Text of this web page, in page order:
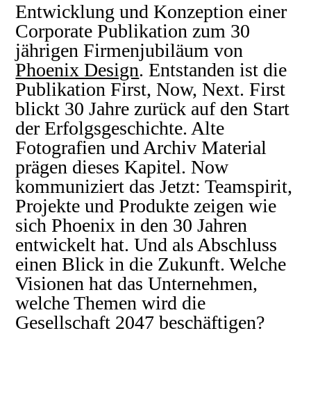
Entwicklung und Konzeption einer
Corporate Publikation zum 30
jährigen Firmenjubiläum von
Phoenix Design. Entstanden ist die
Publikation First, Now, Next. First
blickt 30 Jahre zurück auf den Start
der Erfolgsgeschichte. Alte
Fotografien und Archiv Material
prägen dieses Kapitel. Now
kommuniziert das Jetzt: Teamspirit,
Projekte und Produkte zeigen wie
sich Phoenix in den 30 Jahren
entwickelt hat. Und als Abschluss
einen Blick in die Zukunft. Welche
Visionen hat das Unternehmen,
welche Themen wird die
Gesellschaft 2047 beschäftigen?